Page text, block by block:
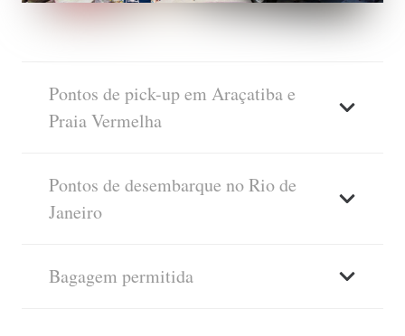
Pontos de pick-up em Araçatiba e
Praia Vermelha
Pontos de desembarque no Rio de
Janeiro
Bagagem permitida